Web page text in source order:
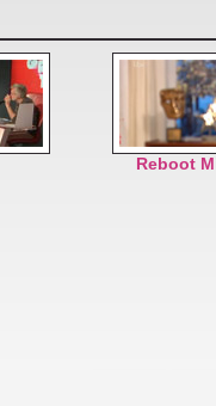
Reboot